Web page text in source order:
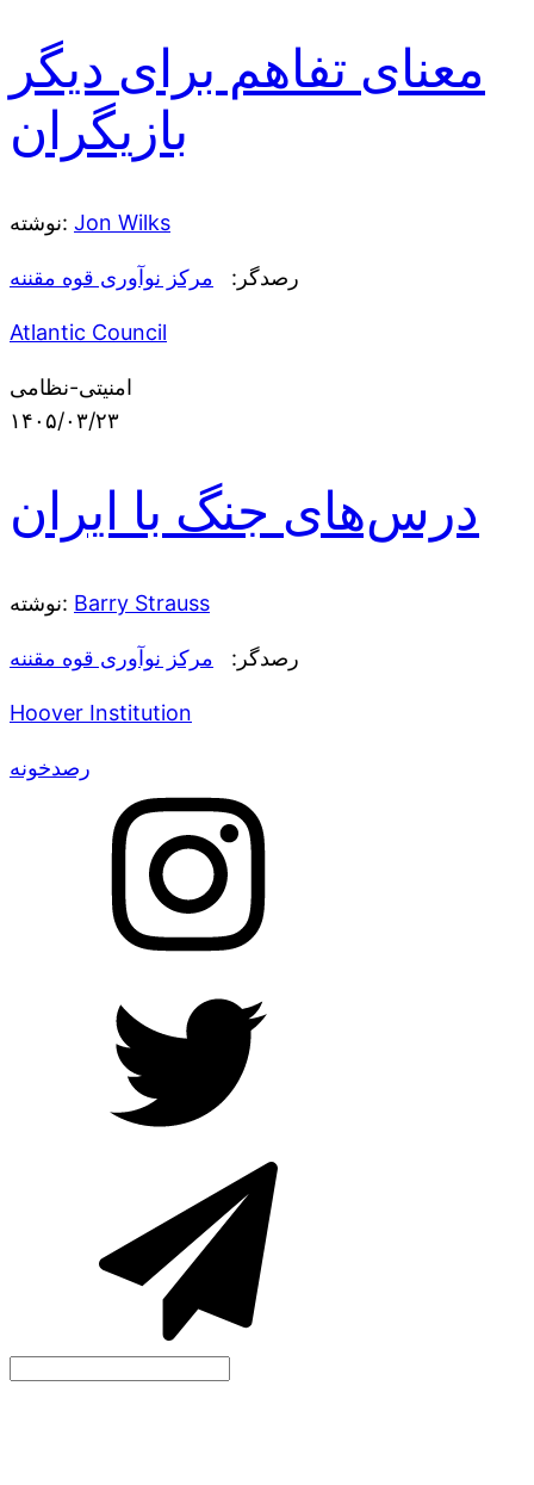
معنای تفاهم برای دیگر
بازیگران
نوشته: Jon Wilks
رصدگر: مرکز نوآوری قوه مقننه
Atlantic Council
امنیتی-نظامی
۱۴۰۵/۰۳/۲۳
درس‌های جنگ با ایران
نوشته: Barry Strauss
رصدگر: مرکز نوآوری قوه مقننه
Hoover Institution
رصدخونه